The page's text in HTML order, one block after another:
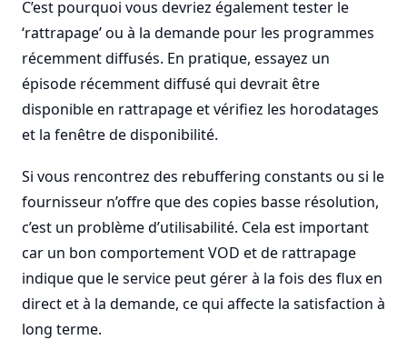
C’est pourquoi vous devriez également tester le
‘rattrapage’ ou à la demande pour les programmes
récemment diffusés. En pratique, essayez un
épisode récemment diffusé qui devrait être
disponible en rattrapage et vérifiez les horodatages
et la fenêtre de disponibilité.
Si vous rencontrez des rebuffering constants ou si le
fournisseur n’offre que des copies basse résolution,
c’est un problème d’utilisabilité. Cela est important
car un bon comportement VOD et de rattrapage
indique que le service peut gérer à la fois des flux en
direct et à la demande, ce qui affecte la satisfaction à
long terme.